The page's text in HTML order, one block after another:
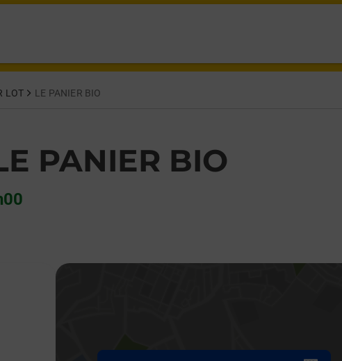
LOT LE PANIER BIO
PANIER BIO
LE TEMPLE SUR LOT,